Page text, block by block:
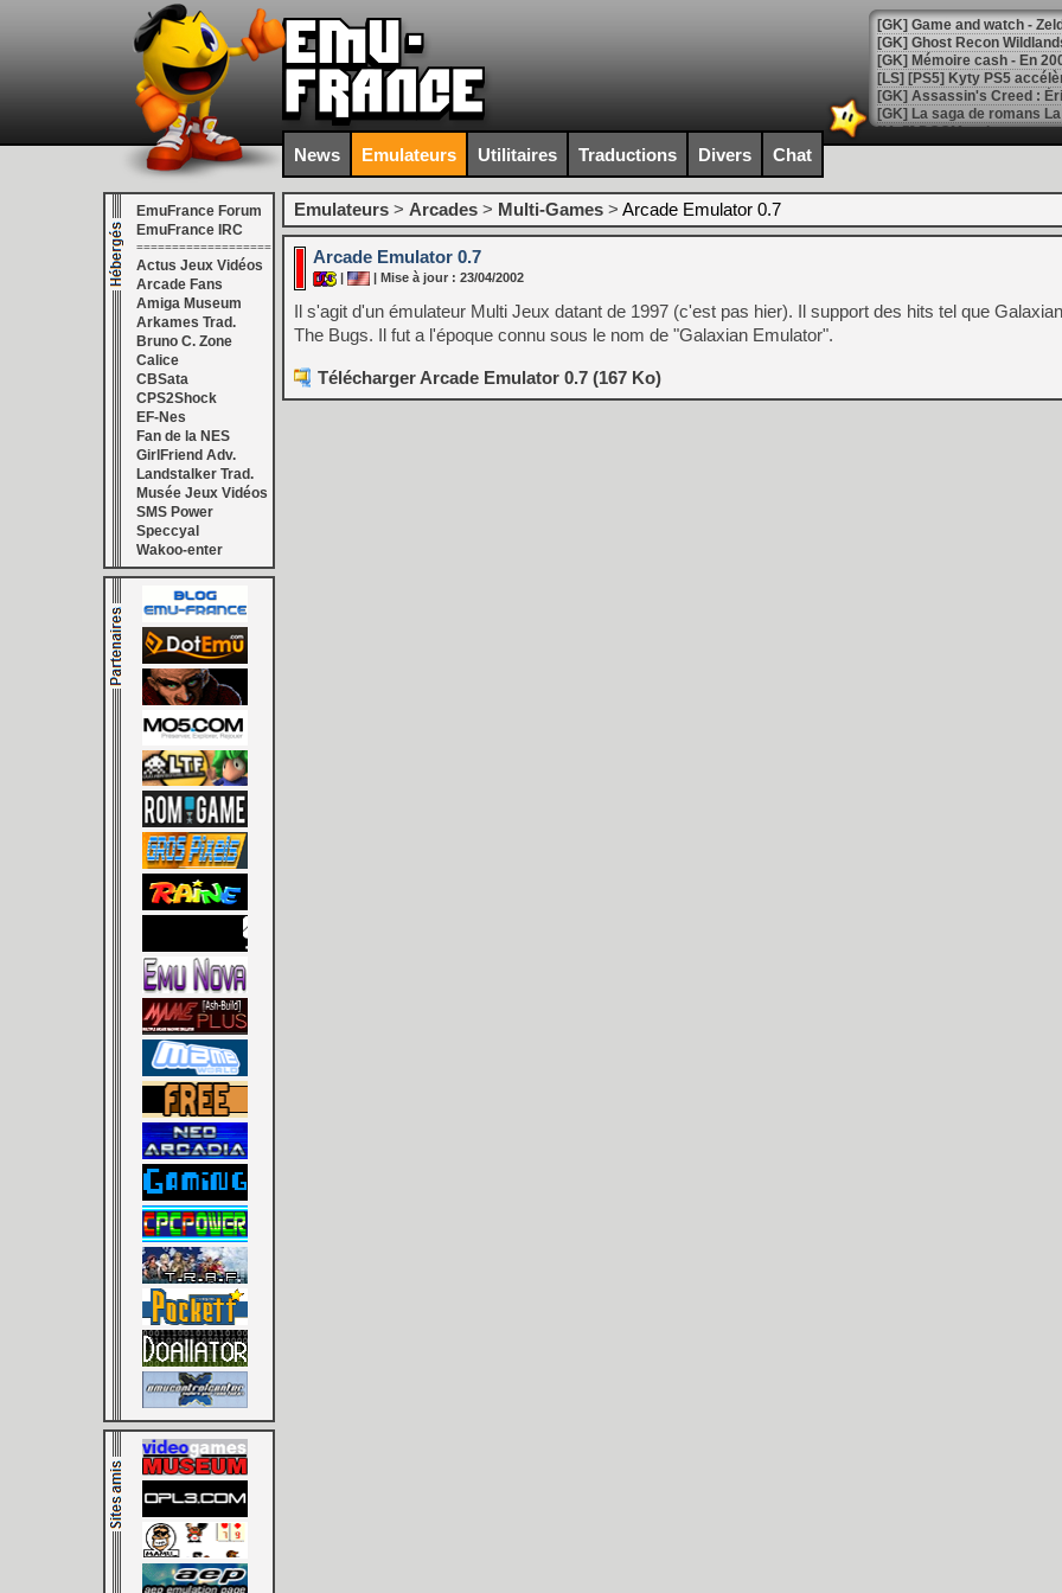
[Mo5] DOOM arrive en
[GK] Bethesda fête les 30
[GK] Roblox : l'action en
[GK] Agenda - GeForce
[LS] [PS5] ps5-y2jb-
[GK] Pourquoi Marvel
[GK] Test : Restory : Chill
[GK] GTA 6 : Rockstar
[GK] Hot Wheels Infinite
[GK] Mémoire cash -
[GK] Résultats Nintendo :
[GK] Déjà des
[Mo5] Brickboy cherche à
[GK] Minecraft et ses «
[GK] Beast of
[GK] Ubisoft : fin de partie
[GK] Mémoire cash -
[GK] Dan Houser (GTA)
[GK] Comment EA Sports
[GK] Crimson Moon : un
[GK] Isle of Reveries : le
[GK] Moonlighter 2 : The
[GK] Capcom relance
[Mo5] Deux inédits du
[GK] Le beat'em up The
[GK] Endless Legend 2 :
[LS] [PS5] Premiers
News Emulateurs Utilitaires Traductions Divers Chat
EmuFrance Forum
EmuFrance IRC
===================
Actus Jeux Vidéos
Arcade Fans
Amiga Museum
Arkames Trad.
Bruno C. Zone
Calice
CBSata
CPS2Shock
EF-Nes
Fan de la NES
GirlFriend Adv.
Landstalker Trad.
Musée Jeux Vidéos
SMS Power
Speccyal
Wakoo-enter
Emulateurs > Arcades > Multi-Games > Arcade Emulator 0.7
Arcade Emulator 0.7
| | Mise à jour : 23/04/2002
Il s'agit d'un émulateur Multi Jeux datant de 1997 (c'est pas hier). Il support des hits tel que
The Bugs. Il fut a l'époque connu sous le nom de "Galaxian Emulator".
Télécharger Arcade Emulator 0.7 (167 Ko)